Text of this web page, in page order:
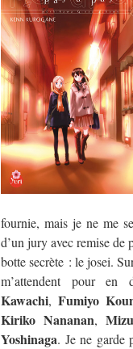
fournie, mais je ne me
d’un jury avec remise de
botte secrète : le josei.
m’attendent pour en
Kawachi, Fumiyo
Kiriko Nananan,
Yoshinaga. Je ne garde